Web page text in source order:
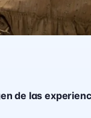
de las